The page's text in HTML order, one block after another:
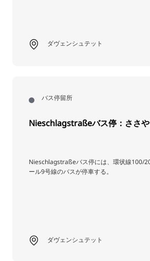
ダヴェンシュテット
バス停留所
Nieschlagstraßeバス停：ささ
Nieschlagstraßeバス停には、環状線100/
ール9号線のバスが停車する。
ダヴェンシュテット